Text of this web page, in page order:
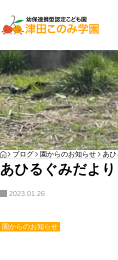
子育て支援
わんぱく通信7月号
サンプルテキスト。
HOME
ブログ 園からのお知らせ あひ
あひるぐみだより
2023.01.26
園からのお知らせ